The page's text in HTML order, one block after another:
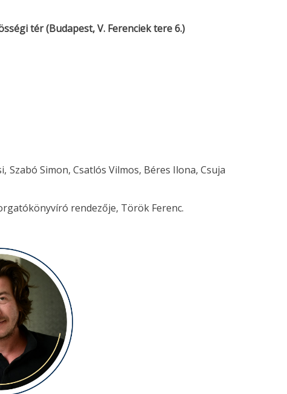
tér (Budapest, V. Ferenciek tere 6.)
Szabó Simon, Csatlós Vilmos, Béres Ilona, Csuja
rendezője, Török Ferenc.